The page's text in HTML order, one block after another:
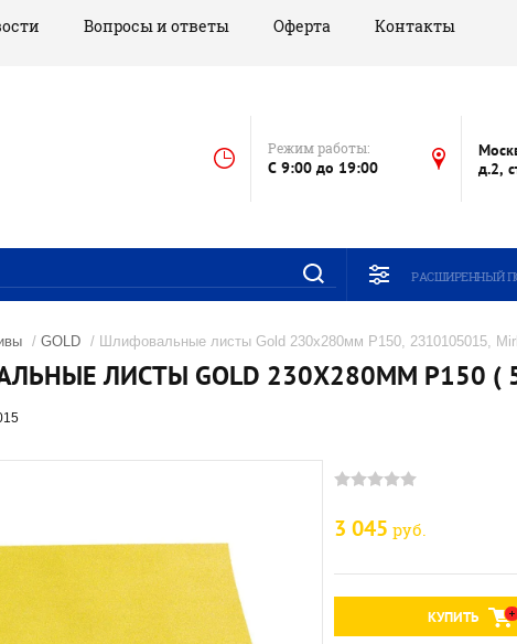
Вопросы и ответы Оферта Контакты
Режим работы:
C 9:00 до 19:00
д.2,
РАСШИРЕННЫЙ
/ GOLD / Шлифовальные листы Gold 230x280мм Р150, 2310105015,
ЛИСТЫ GOLD 230X280ММ Р150 (
3 045 руб.
КУПИТЬ